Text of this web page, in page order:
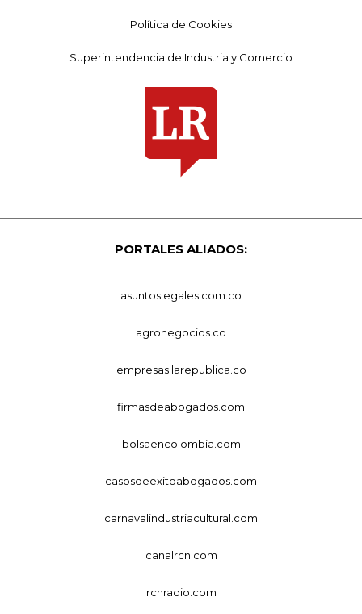
Política de Cookies
Superintendencia de Industria y Comercio
PORTALES ALIADOS:
asuntoslegales.com.co
agronegocios.co
empresas.larepublica.co
firmasdeabogados.com
bolsaencolombia.com
casosdeexitoabogados.com
carnavalindustriacultural.com
canalrcn.com
rcnradio.com